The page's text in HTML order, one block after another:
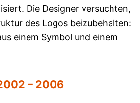
Die Designer versuchten,
des Logos beizubehalten:
einem Symbol und einem
– 2006